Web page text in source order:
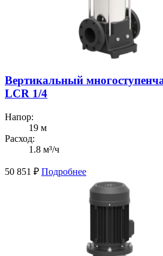
Вертикальный
LCR 1/4
Напор:
19 м
Расход:
1.8 м³/ч
50 851 ₽ Подробнее